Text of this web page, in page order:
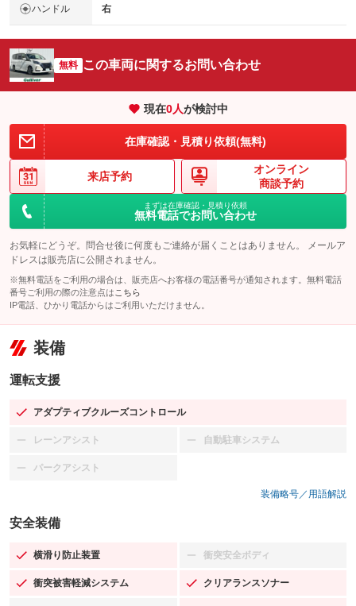
ハンドル 右
無料 この車両に関するお問い合わせ
現在0人が検討中
在庫確認・見積り依頼(無料)
来店予約
オンライン
商談予約
まずは在庫確認・見積り依頼
無料電話でお問い合わせ
お気軽にどうぞ。問合せ後に何度もご連絡が届くことはありません。 メールア
ドレスは販売店に公開されません。
※無料電話をご利用の場合は、販売店へお客様の電話番号が通知されます。無料電話
番号ご利用の際の注意点は こちら
IP電話、ひかり電話からはご利用いただけません。
装備
運転支援
アダプティブクルーズコントロール
：装備あり
レーンアシスト
：装備なし 自動駐車システム
：装備なし
パークアシスト
：装備なし
装備略号／用語解説
安全装備
横滑り防止装置
：装備あり 衝突安全ボディ
：装備なし
衝突被害軽減システム
：装備あり クリアランスソナー
：装備あり